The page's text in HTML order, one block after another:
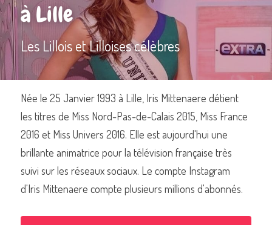
Nos livres sur Lille
Lille insolite et secret
Street Art à Lille
Toutes les rues de Lille
Contactez-nous
à Lille
Les Lillois et Lilloises célèbres
Née le 25 Janvier 1993 à Lille, Iris Mittenaere détient
les titres de Miss Nord-Pas-de-Calais 2015, Miss France
2016 et Miss Univers 2016. Elle est aujourd'hui une
brillante animatrice pour la télévision française très
suivi sur les réseaux sociaux. Le compte Instagram
d'Iris Mittenaere compte plusieurs millions d'abonnés.